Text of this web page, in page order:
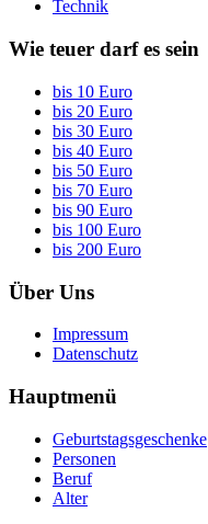
Technik
Wie teuer darf es sein
bis 10 Euro
bis 20 Euro
bis 30 Euro
bis 40 Euro
bis 50 Euro
bis 70 Euro
bis 90 Euro
bis 100 Euro
bis 200 Euro
Über Uns
Impressum
Datenschutz
Hauptmenü
Geburtstagsgeschenke
Personen
Beruf
Alter